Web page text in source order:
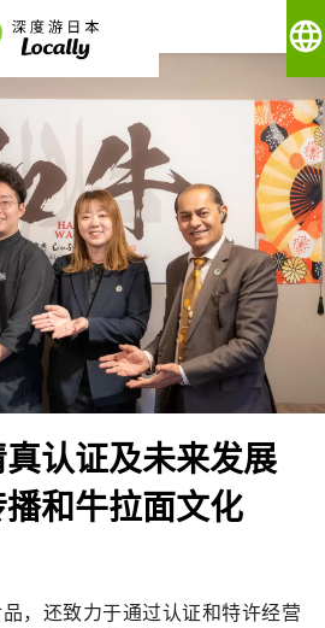
language
认证及未来发展
和牛拉面文化
，还致力于通过认证和特许经营